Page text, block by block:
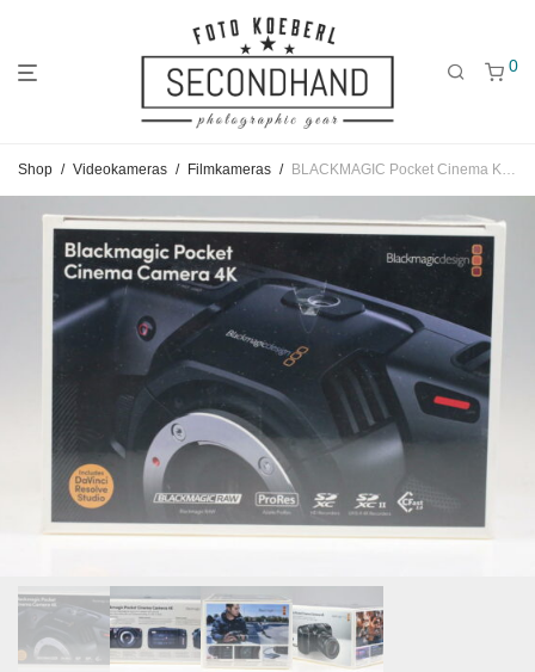
Hauptmenü
Kategorien
0
Shop / Videokameras / Filmkameras / BLACKMAGIC Pocket Cinema Kamera 4K